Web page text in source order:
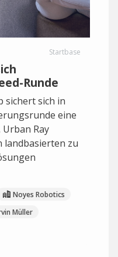
Startbase
Runde
sichert sich in
eine
Ray
landbasierten zu
Noyes Robotics
Müller